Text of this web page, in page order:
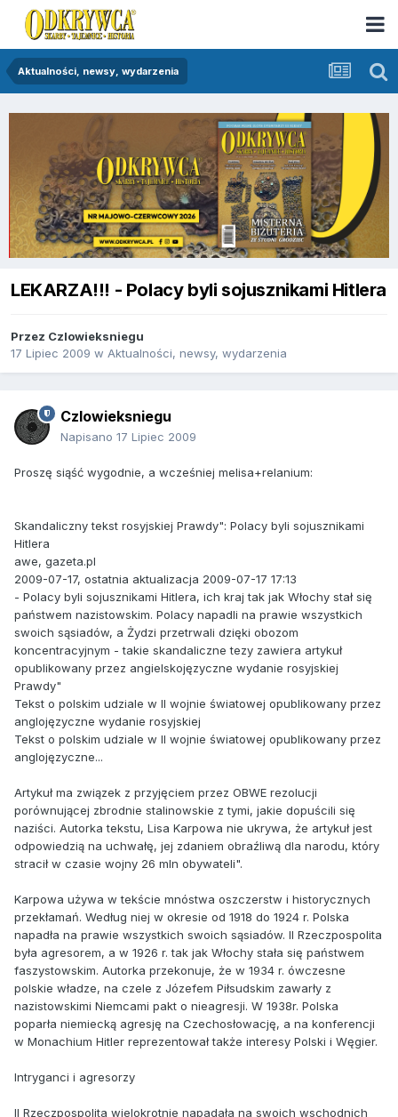
Aktualności, newsy, wydarzenia
LEKARZA!!! - Polacy byli sojusznikami Hitlera
Przez Czlowieksniegu
17 Lipiec 2009 w Aktualności, newsy, wydarzenia
Czlowieksniegu
Napisano 17 Lipiec 2009
Proszę siąść wygodnie, a wcześniej melisa+relanium:
Skandaliczny tekst rosyjskiej Prawdy": Polacy byli sojusznikami
Hitlera
awe, gazeta.pl
2009-07-17, ostatnia aktualizacja 2009-07-17 17:13
- Polacy byli sojusznikami Hitlera, ich kraj tak jak Włochy stał się
państwem nazistowskim. Polacy napadli na prawie wszystkich
swoich sąsiadów, a Żydzi przetrwali dzięki obozom
koncentracyjnym - takie skandaliczne tezy zawiera artykuł
opublikowany przez angielskojęzyczne wydanie rosyjskiej
Prawdy"
Tekst o polskim udziale w II wojnie światowej opublikowany przez
anglojęzyczne wydanie rosyjskiej
Tekst o polskim udziale w II wojnie światowej opublikowany przez
anglojęzyczne...
Artykuł ma związek z przyjęciem przez OBWE rezolucji
porównującej zbrodnie stalinowskie z tymi, jakie dopuścili się
naziści. Autorka tekstu, Lisa Karpowa nie ukrywa, że artykuł jest
odpowiedzią na uchwałę, jej zdaniem obraźliwą dla narodu, który
stracił w czasie wojny 26 mln obywateli".
Karpowa używa w tekście mnóstwa oszczerstw i historycznych
przekłamań. Według niej w okresie od 1918 do 1924 r. Polska
napadła na prawie wszystkich swoich sąsiadów. II Rzeczpospolita
była agresorem, a w 1926 r. tak jak Włochy stała się państwem
faszystowskim. Autorka przekonuje, że w 1934 r. ówczesne
polskie władze, na czele z Józefem Piłsudskim zawarły z
nazistowskimi Niemcami pakt o nieagresji. W 1938r. Polska
poparła niemiecką agresję na Czechosłowację, a na konferencji
w Monachium Hitler reprezentował także interesy Polski i Węgier.
Intryganci i agresorzy
II Rzeczpospolita wielokrotnie napadała na swoich wschodnich